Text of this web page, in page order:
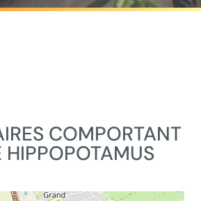
COMPORTANT
HIPPOPOTAMUS